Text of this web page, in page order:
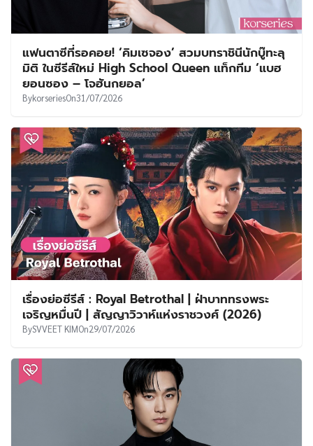
แฟนตาซีที่รอคอย! ‘คิมเซจอง’ สวมบทราชินีนักบู๊ทะลุ
มิติ ในซีรีส์ใหม่ High School Queen แท็กทีม ‘แบฮ
ยอนซอง – โจฮันกยอล’
BykorseriesOn31/07/2026
เรื่องย่อซีรีส์ : Royal Betrothal | ฝ่าบาททรงพระ
เจริญหมื่นปี | สัญญาวิวาห์แห่งราชวงศ์ (2026)
BySVVEET KIMOn29/07/2026